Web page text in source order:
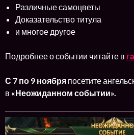
Различные самоцветы
Доказательство титула
и многое другое
Подробнее о событии читайте в
С 7 по 9 ноября посетите
в «Неожиданном событии».